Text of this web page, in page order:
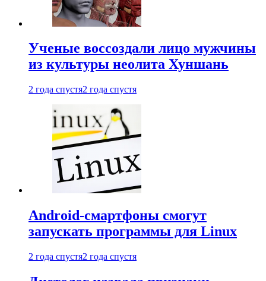
Ученые воссоздали лицо мужчины
из культуры неолита Хуншань
2 года спустя2 года спустя
Android-смартфоны смогут
запускать программы для Linux
2 года спустя2 года спустя